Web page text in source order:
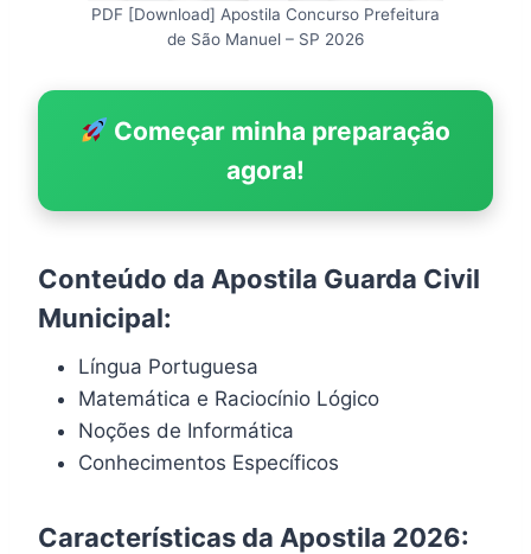
PDF [Download] Apostila Concurso Prefeitura
de São Manuel – SP 2026
Começar minha preparação
agora!
Conteúdo da Apostila Guarda Civil
Municipal:
Língua Portuguesa
Matemática e Raciocínio Lógico
Noções de Informática
Conhecimentos Específicos
Características da Apostila 2026: